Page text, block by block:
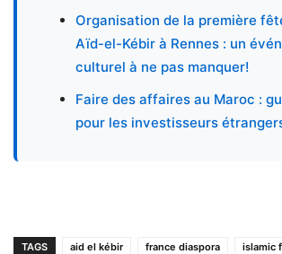
Organisation de la première
Aïd-el-Kébir à Rennes : un
culturel à ne pas manquer!
Faire des affaires au Maroc :
pour les investisseurs
TAGS aid el kébir france diaspora
islamic